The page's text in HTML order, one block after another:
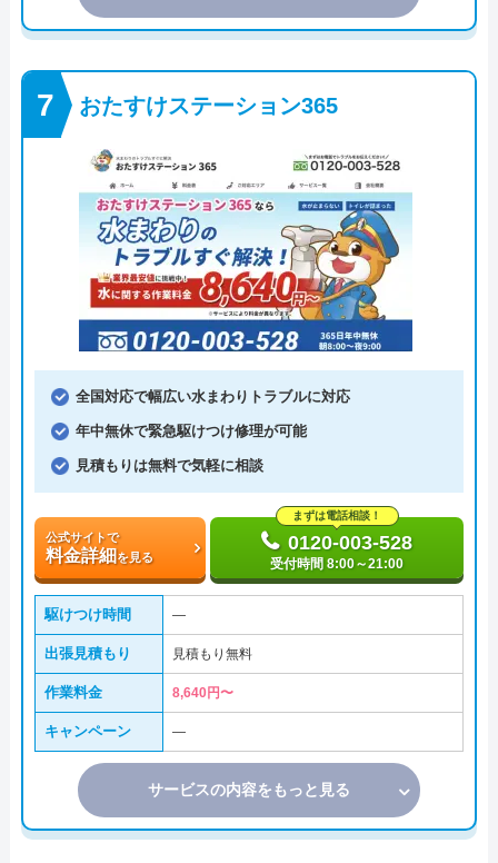
おたすけステーション365
全国対応で幅広い水まわりトラブルに対応
年中無休で緊急駆けつけ修理が可能
見積もりは無料で気軽に相談
公式サイトで
料金詳細を見る
まずは電話相談！
0120-003-528
受付時間 8:00～21:00
駆けつけ時間 ―
出張見積もり 見積もり無料
作業料金 8,640円〜
キャンペーン ―
サービスの内容をもっと見る